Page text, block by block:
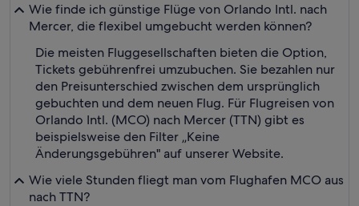
Wie finde ich günstige Flüge von Orlando Intl. nach
Mercer, die flexibel umgebucht werden können?
Die meisten Fluggesellschaften bieten die Option,
Tickets gebührenfrei umzubuchen. Sie bezahlen nur
den Preisunterschied zwischen dem ursprünglich
gebuchten und dem neuen Flug. Für Flugreisen von
Orlando Intl. (MCO) nach Mercer (TTN) gibt es
beispielsweise den Filter „Keine
Änderungsgebühren" auf unserer Website.
Wie viele Stunden fliegt man vom Flughafen MCO aus
nach TTN?